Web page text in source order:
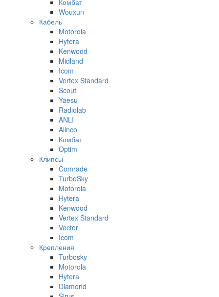
Wouxun
Кабель
Motorola
Hytera
Kenwood
Midland
Icom
Vertex Standard
Scout
Yaesu
Radiolab
ANLI
Alinco
Комбат
Optim
Клипсы
Comrade
TurboSky
Motorola
Hytera
Kenwood
Vertex Standard
Vector
Icom
Крепления
Turbosky
Motorola
Hytera
Diamond